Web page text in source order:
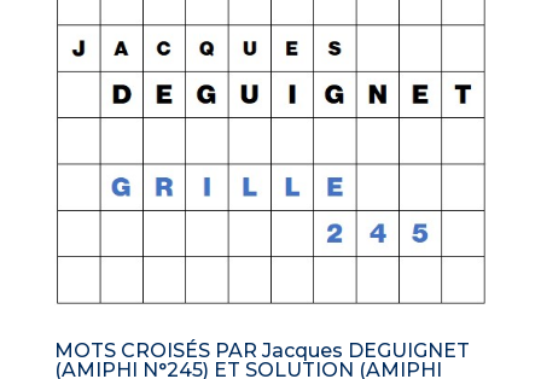
MOTS CROISÉS PAR Jacques DEGUIGNET
(AMIPHI N°245) ET SOLUTION (AMIPHI